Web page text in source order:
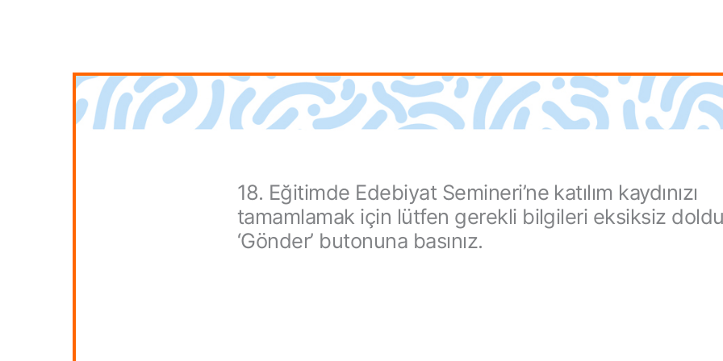
İçeriğe
geç
18. Eğitimde Edebiyat Semineri’ne katılım kaydınızı
tamamlamak için lütfen gerekli bilgileri eksiksiz
‘Gönder’ butonuna basınız.